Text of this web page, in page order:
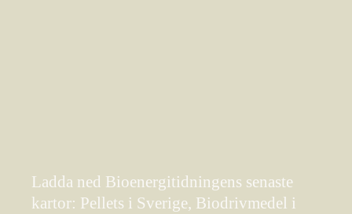
Ladda ned Bioenergitidningens senaste
kartor: Pellets i Sverige, Biodrivmedel i